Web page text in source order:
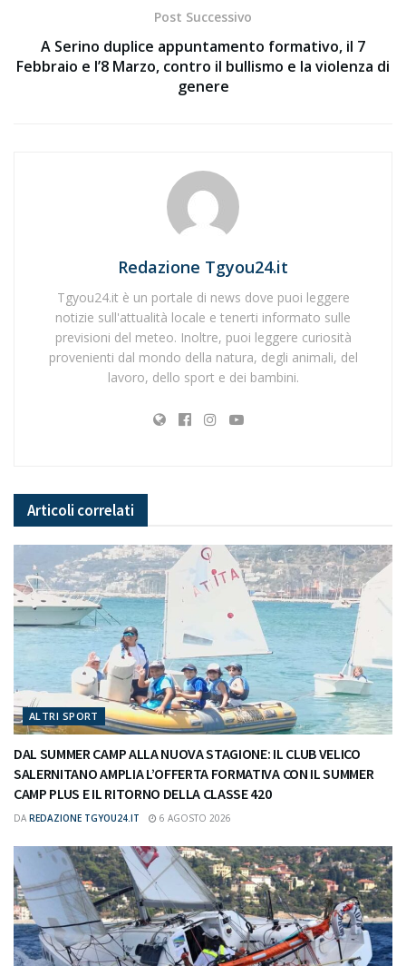
Post Successivo
A Serino duplice appuntamento formativo, il 7
Febbraio e l’8 Marzo, contro il bullismo e la violenza di
genere
Redazione Tgyou24.it
Tgyou24.it è un portale di news dove puoi leggere
notizie sull'attualità locale e tenerti informato sulle
previsioni del meteo. Inoltre, puoi leggere curiosità
provenienti dal mondo della natura, degli animali, del
lavoro, dello sport e dei bambini.
Articoli correlati
ALTRI SPORT
DAL SUMMER CAMP ALLA NUOVA STAGIONE: IL CLUB VELICO
SALERNITANO AMPLIA L’OFFERTA FORMATIVA CON IL SUMMER
CAMP PLUS E IL RITORNO DELLA CLASSE 420
DA REDAZIONE TGYOU24.IT 6 AGOSTO 2026